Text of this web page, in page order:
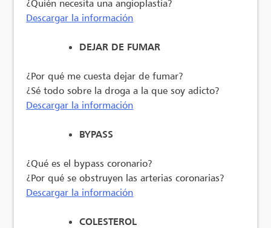
¿Quién necesita una angioplastia?
Descargar la información
DEJAR DE FUMAR
¿Por qué me cuesta dejar de fumar?
¿Sé todo sobre la droga a la que soy adicto?
Descargar la información
BYPASS
¿Qué es el bypass coronario?
¿Por qué se obstruyen las arterias coronarias?
Descargar la información
COLESTEROL